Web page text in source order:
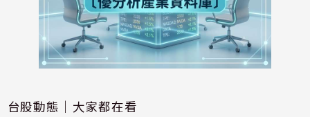
台股動態｜大家都在看